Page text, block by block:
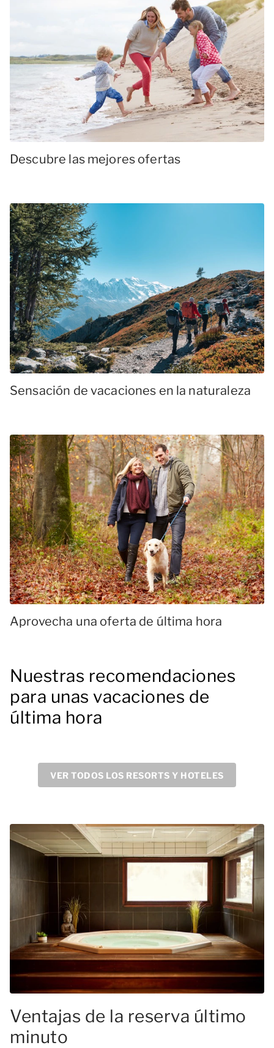
Descubre las mejores ofertas
Sensación de vacaciones en la naturaleza
Aprovecha una oferta de última hora
Nuestras recomendaciones
para unas vacaciones de
última hora
VER TODOS LOS RESORTS Y HOTELES
Ventajas de la reserva último
minuto